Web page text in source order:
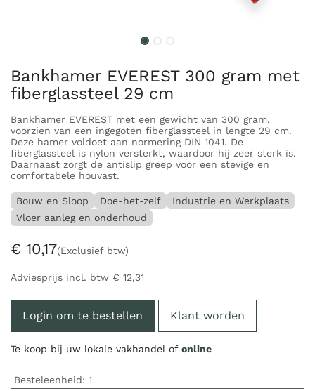
Bankhamer EVEREST 300 gram met
fiberglassteel 29 cm
Bankhamer EVEREST met een gewicht van 300 gram,
voorzien van een ingegoten fiberglassteel in lengte 29 cm.
Deze hamer voldoet aan normering DIN 1041. De
fiberglassteel is nylon versterkt, waardoor hij zeer sterk is.
Daarnaast zorgt de antislip greep voor een stevige en
comfortabele houvast.
Bouw en Sloop Doe-het-zelf
Industrie en Werkplaats
Vloer aanleg en onderhoud
€ 10,17(Exclusief btw)
Adviesprijs incl. btw € 12,31
Login om te bestellen Klant worden
Te koop bij uw lokale vakhandel of online
Besteleenheid: 1